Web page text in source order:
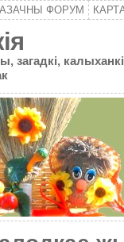
ФОРУМ
загадкі,